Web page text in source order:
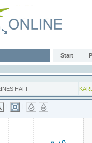
Start
HAFF
| |